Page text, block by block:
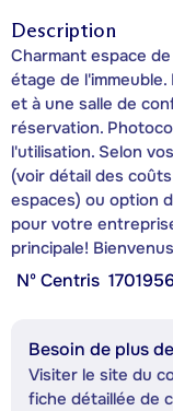
Description
Charmant espace
étage de l'immeuble.
et à une salle de
réservation.
l'utilisation. Selon
(voir détail des
espaces) ou option
pour votre
principale!
Nº Centris
Besoin de plus
Visiter le site du
fiche détaillée de